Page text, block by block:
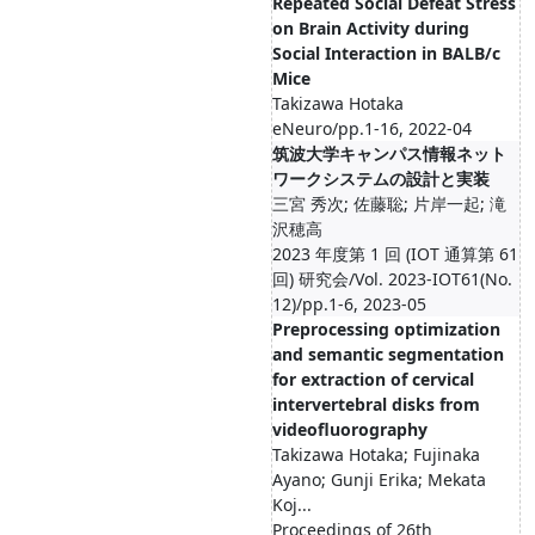
on Brain Activity during
Social Interaction in BALB/c
Mice
Takizawa Hotaka
eNeuro/pp.1-16, 2022-04
筑波大学キャンパス情報ネット
ワークシステムの設計と実装
三宮 秀次; 佐藤聡; 片岸一起; 滝
沢穂高
2023 年度第 1 回 (IOT 通算第 61
回) 研究会/Vol. 2023-IOT61(No.
12)/pp.1-6, 2023-05
Preprocessing optimization
and semantic segmentation
for extraction of cervical
intervertebral disks from
videofluorography
Takizawa Hotaka; Fujinaka
Ayano; Gunji Erika; Mekata
Koj...
Proceedings of 26th